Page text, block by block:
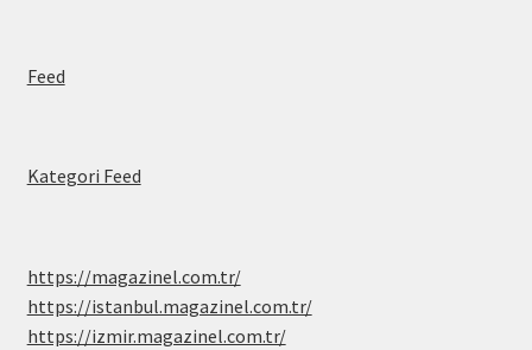
Feed
Kategori Feed
https://magazinel.com.tr/
https://istanbul.magazinel.com.tr/
https://izmir.magazinel.com.tr/